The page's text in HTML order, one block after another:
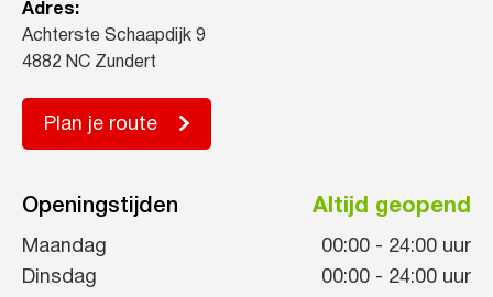
Adres:
Achterste Schaapdijk 9
4882 NC Zundert
Plan je route
Openingstijden Altijd geopend
Maandag 00:00 - 24:00 uur
Dinsdag
00:00 - 24:00 uur